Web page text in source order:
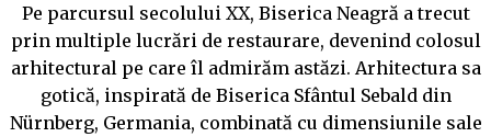
Pe parcursul secolului XX, Biserica Neagră a trecut
prin multiple lucrări de restaurare, devenind colosul
arhitectural pe care îl admirăm astăzi. Arhitectura sa
gotică, inspirată de Biserica Sfântul Sebald din
Nürnberg, Germania, combinată cu dimensiunile sale